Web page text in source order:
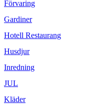
Förvaring
Gardiner
Hotell Restaurang
Husdjur
Inredning
JUL
Kläder